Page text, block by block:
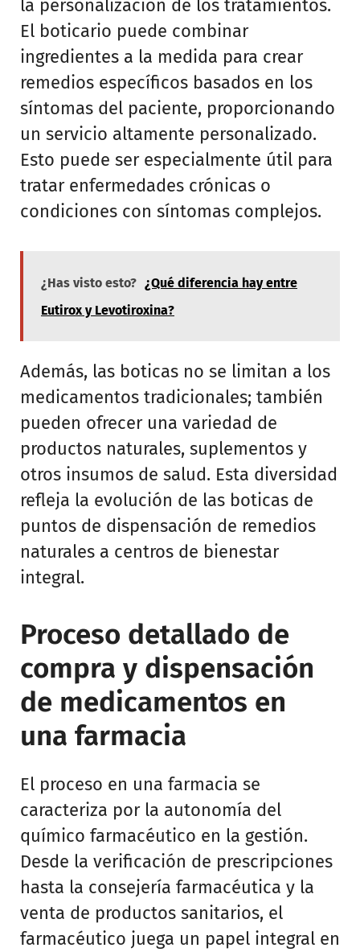
la personalización de los tratamientos.
El boticario puede combinar
ingredientes a la medida para crear
remedios específicos basados en los
síntomas del paciente, proporcionando
un servicio altamente personalizado.
Esto puede ser especialmente útil para
tratar enfermedades crónicas o
condiciones con síntomas complejos.
¿Has visto esto? ¿Qué diferencia hay entre
Eutirox y Levotiroxina?
Además, las boticas no se limitan a los
medicamentos tradicionales; también
pueden ofrecer una variedad de
productos naturales, suplementos y
otros insumos de salud. Esta diversidad
refleja la evolución de las boticas de
puntos de dispensación de remedios
naturales a centros de bienestar
integral.
Proceso detallado de
compra y dispensación
de medicamentos en
una farmacia
El proceso en una farmacia se
caracteriza por la autonomía del
químico farmacéutico en la gestión.
Desde la verificación de prescripciones
hasta la consejería farmacéutica y la
venta de productos sanitarios, el
farmacéutico juega un papel integral en